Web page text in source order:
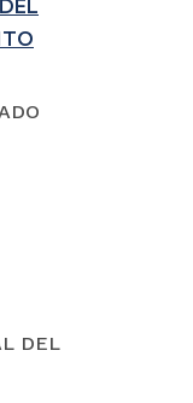
DEL